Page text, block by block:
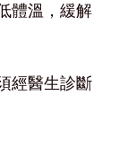
體溫，緩解
經醫生診斷